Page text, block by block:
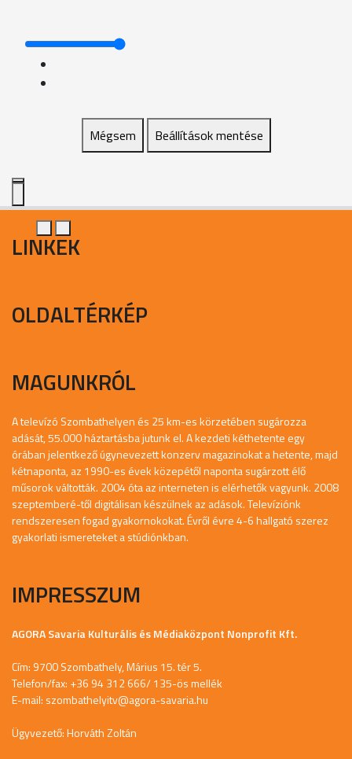
Mégsem Beállítások mentése
LINKEK
OLDALTÉRKÉP
MAGUNKRÓL
A televízó Szombathelyen és 25 km-es körzetében sugározza
adását, 55.000 háztartásba jutunk el. A kezdeti kéthetente egy
órában jelentkező úgynevezett konzerv magazinokat a hetente, majd
kétnaponta, az 1990-es évek közepétől naponta sugárzott élő
műsorok váltották. 2004 óta az interneten is elérhetők vagyunk. 2008
szeptemberé-től digitálisan készülnek az adások. Televíziónk
rendszeresen fogad gyakornokokat. Évről évre 4-6 hallgató szerez
gyakorlati ismereteket a stúdiónkban.
IMPRESSZUM
AGORA Savaria Kulturális és Médiaközpont Nonprofit Kft.
Cím: 9700 Szombathely, Márius 15. tér 5.
Telefon/fax: +36 94 312 666/ 135-ös mellék
E-mail: szombathelyitv@agora-savaria.hu
Ügyvezető: Horváth Zoltán